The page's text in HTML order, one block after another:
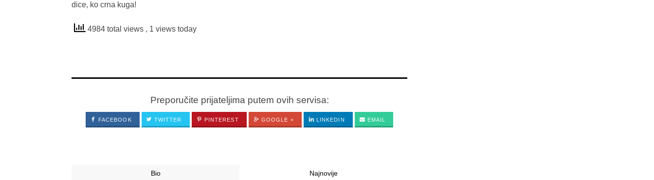
dice, ko crna kuga!
4984 total views , 1 views today
Preporučite prijateljima putem ovih servisa:
FACEBOOK TWITTER PINTEREST GOOGLE + LINKEDIN EMAIL
Bio Najnovije